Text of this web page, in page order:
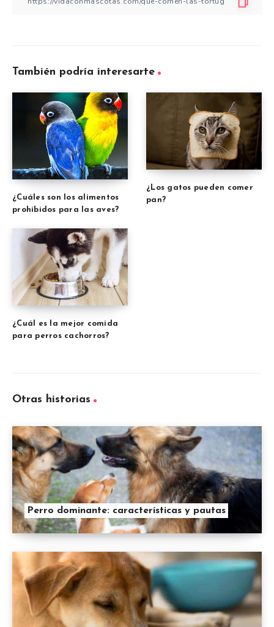
También podría interesarte
¿Cuáles son los alimentos
prohibidos para las aves?
¿Los gatos pueden comer
pan?
¿Cuál es la mejor comida
para perros cachorros?
Otras historias
Perro dominante: características y pautas